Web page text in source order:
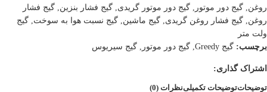
روغن, گیج دور موتور , گیج دور موتور گریدی, گیج فشار بنزین, گیج فشار
روغن, گیج فشار روغن گریدی, گیج ماشین, گیج نسبت هوا به سوخت, گیج
ولت متر
برچسب: گیج Greedy , گیج دور موتور , گیج سیریوس
اشتراک گذاری:
توضیحاتتوضیحات تکمیلینظرات (0)